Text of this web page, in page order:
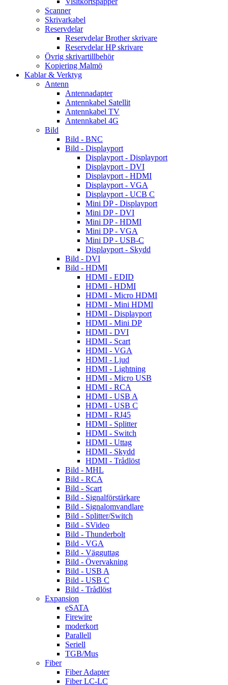
Scanner
Skrivarkabel
Reservdelar
Reservdelar Brother skrivare
Reservdelar HP skrivare
Övrig skrivartillbehör
Kopiering Malmö
Kablar & Verktyg
Antenn
Antennadapter
Antennkabel Satellit
Antennkabel TV
Antennkabel 4G
Bild
Bild - BNC
Bild - Displayport
Displayport - Displayport
Displayport - DVI
Displayport - HDMI
Displayport - VGA
Displayport - UCB C
Mini DP - Displayport
Mini DP - DVI
Mini DP - HDMI
Mini DP - VGA
Mini DP - USB-C
Displayport - Skydd
Bild - DVI
Bild - HDMI
HDMI - EDID
HDMI - HDMI
HDMI - Micro HDMI
HDMI - Mini HDMI
HDMI - Displayport
HDMI - Mini DP
HDMI - DVI
HDMI - Scart
HDMI - VGA
HDMI - Ljud
HDMI - Lightning
HDMI - Micro USB
HDMI - RCA
HDMI - USB A
HDMI - USB C
HDMI - RJ45
HDMI - Splitter
HDMI - Switch
HDMI - Uttag
HDMI - Skydd
HDMI - Trådlöst
Bild - MHL
Bild - RCA
Bild - Scart
Bild - Signalförstärkare
Bild - Signalomvandlare
Bild - Splitter/Switch
Bild - SVideo
Bild - Thunderbolt
Bild - VGA
Bild - Vägguttag
Bild - Övervakning
Bild - USB A
Bild - USB C
Bild - Trådlöst
Expansion
eSATA
Firewire
moderkort
Parallell
Seriell
TGB/Mus
Fiber
Fiber Adapter
Fiber LC-LC